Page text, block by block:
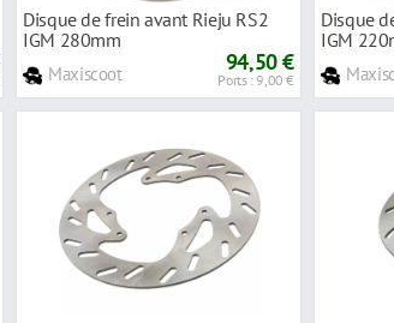
Disque de frein avant Rieju RS2
IGM 280mm
Maxiscoot 94,50 €
Ports : 9,00 €
Disque
IGM